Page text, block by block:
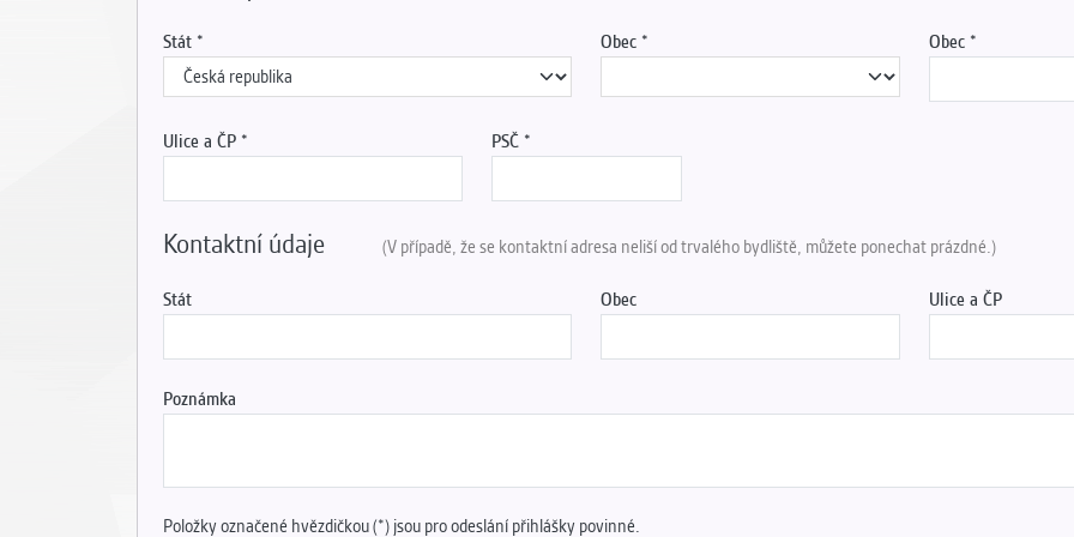
Stát Obec Obec
Ulice a ČP PSČ
Kontaktní údaje (V případě, že se kontaktní adresa neliší od trvalého bydliště, můžete ponechat prázdné.)
Stát Obec Ulice a ČP
Poznámka
Položky označené hvězdičkou (*) jsou pro odeslání přihlášky povinné.